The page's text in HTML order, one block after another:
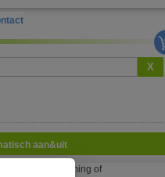
X
aan&uit
vloerverwarming of